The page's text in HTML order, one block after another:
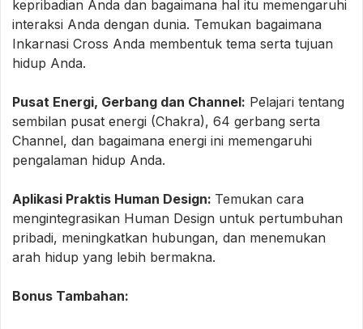
kepribadian Anda dan bagaimana hal itu memengaruhi
interaksi Anda dengan dunia. Temukan bagaimana
Inkarnasi Cross Anda membentuk tema serta tujuan
hidup Anda.
Pusat Energi, Gerbang dan Channel: Pelajari tentang
sembilan pusat energi (Chakra), 64 gerbang serta
Channel, dan bagaimana energi ini memengaruhi
pengalaman hidup Anda.
Aplikasi Praktis Human Design: Temukan cara
mengintegrasikan Human Design untuk pertumbuhan
pribadi, meningkatkan hubungan, dan menemukan
arah hidup yang lebih bermakna.
Bonus Tambahan: